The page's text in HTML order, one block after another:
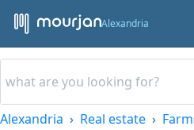
Alexandria
Alexandria Real estate